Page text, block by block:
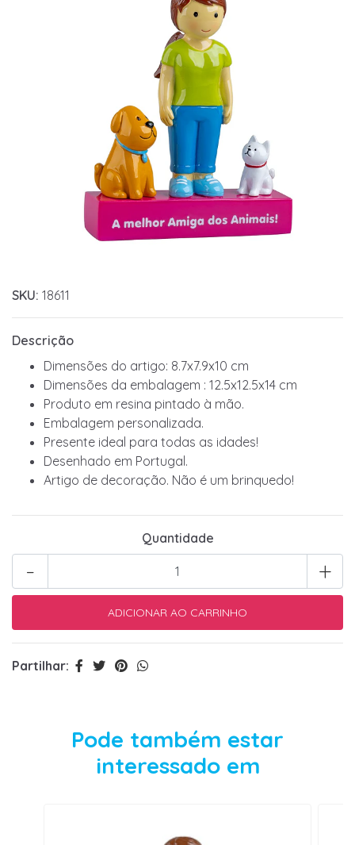
SKU: 18611
Descrição
Dimensões do artigo: 8.7x7.9x10 cm
Dimensões da embalagem : 12.5x12.5x14 cm
Produto em resina pintado à mão.
Embalagem personalizada.
Presente ideal para todas as idades!
Desenhado em Portugal.
Artigo de decoração. Não é um brinquedo!
Quantidade
+
-
Partilhar:
Pode também estar
interessado em